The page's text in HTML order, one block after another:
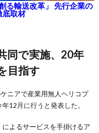
る輸送改革」 先行企業の
底取材
目指す
ニアで産業用無人ヘリコプ
12月に行うと発表した。
よるサービスを手掛けるア